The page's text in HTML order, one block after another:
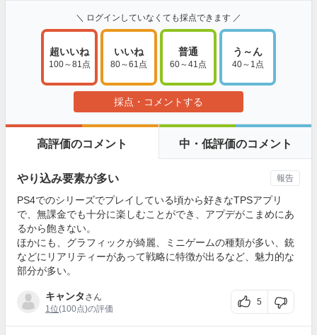
＼ ログインしていなくても採点できます ／
超いいね
100～81点
いいね
80～61点
普通
60～41点
う～ん
40～1点
採点・コメントする
高評価のコメント 中・低評価のコメント
やり込み要素が多い
PS4でのシリーズでプレイしている頃から好きなTPSアプリ
で、無課金でも十分に楽しむことができ、アプデがこまめにあ
るから飽きない。
ほかにも、グラフィックが綺麗、ミニゲームの種類が多い、銃
などにリアリティーがあって戦略に特徴が出るなど、魅力的な
部分が多い。
キャンタ さん
1位(100点)の評価
5
報告